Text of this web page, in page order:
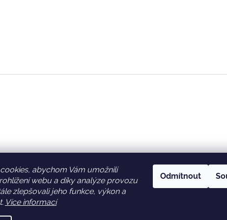
abychom Vám umožnili
webu a díky analýze provozu
zlepšovali jeho funkce, výkon a
Více informací
Odmítnout
Facebook Věrnostní slevy